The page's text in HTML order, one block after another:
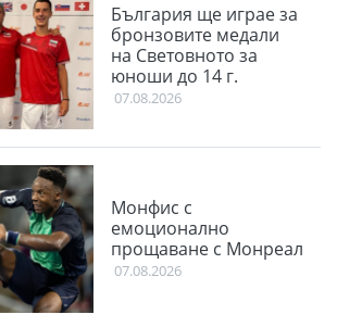
България ще играе за
бронзовите медали
на Световното за
юноши до 14 г.
07.08.2026
Монфис с
емоционално
прощаване с Монреал
07.08.2026